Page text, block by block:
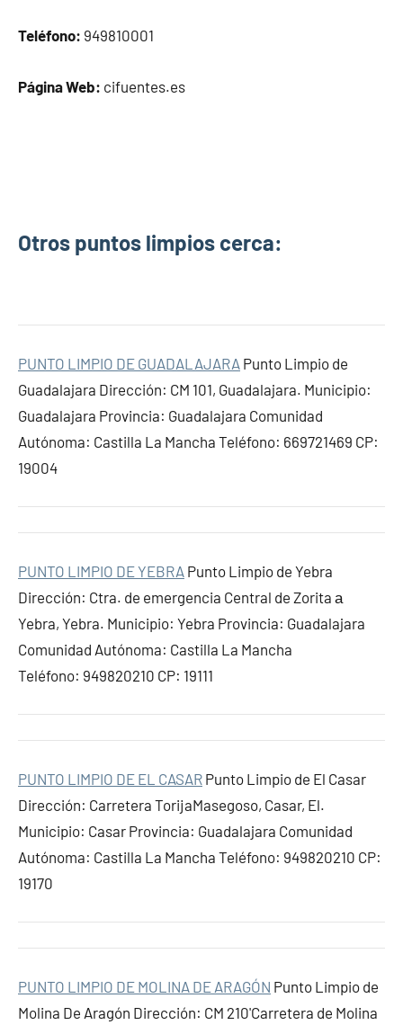
Teléfono: 949810001
Página Web: cifuentes.es
Otros puntos limpios cerca:
PUNTO LIMPIO DE GUADALAJARA Punto Limpio de
Guadalajara Dirección: CM 101, Guadalajara. Municipio:
Guadalajara Provincia: Guadalajara Comunidad
Autónoma: Castilla La Mancha Teléfono: 669721469 CP:
19004
PUNTO LIMPIO DE YEBRA Punto Limpio de Yebra
Dirección: Ctra. de emergencia Central de Zorita а
Yebra, Yebra. Municipio: Yebra Provincia: Guadalajara
Comunidad Autónoma: Castilla La Mancha
Teléfono: 949820210 CP: 19111
PUNTO LIMPIO DE EL CASAR Punto Limpio de El Casar
Dirección: Carretera TorijaMasegoso, Casar, El.
Municipio: Casar Provincia: Guadalajara Comunidad
Autónoma: Castilla La Mancha Teléfono: 949820210 CP:
19170
PUNTO LIMPIO DE MOLINA DE ARAGÓN Punto Limpio de
Molina De Aragón Dirección: CM 210'Carretera de Molina